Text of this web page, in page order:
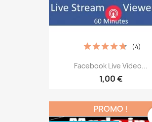
Facebook Live Video...
1,00 €
(4)
PROMO !